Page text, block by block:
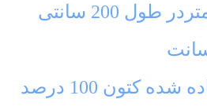
/160/ 180 سانتی متردر طول 200 سانتی
جنس پارچه استفاده شده کتون 100 درصد